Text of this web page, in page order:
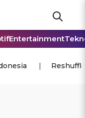
Entertainment